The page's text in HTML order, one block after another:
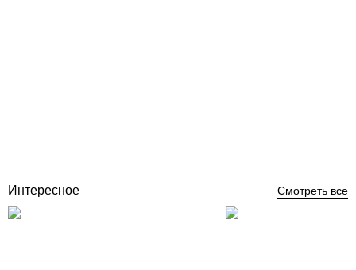
Интересное Смотреть все